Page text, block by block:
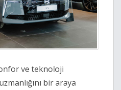
ve teknoloji
bir araya